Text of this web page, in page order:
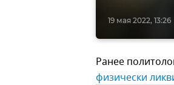
19 мая 2022, 13:26
Ранее
физически